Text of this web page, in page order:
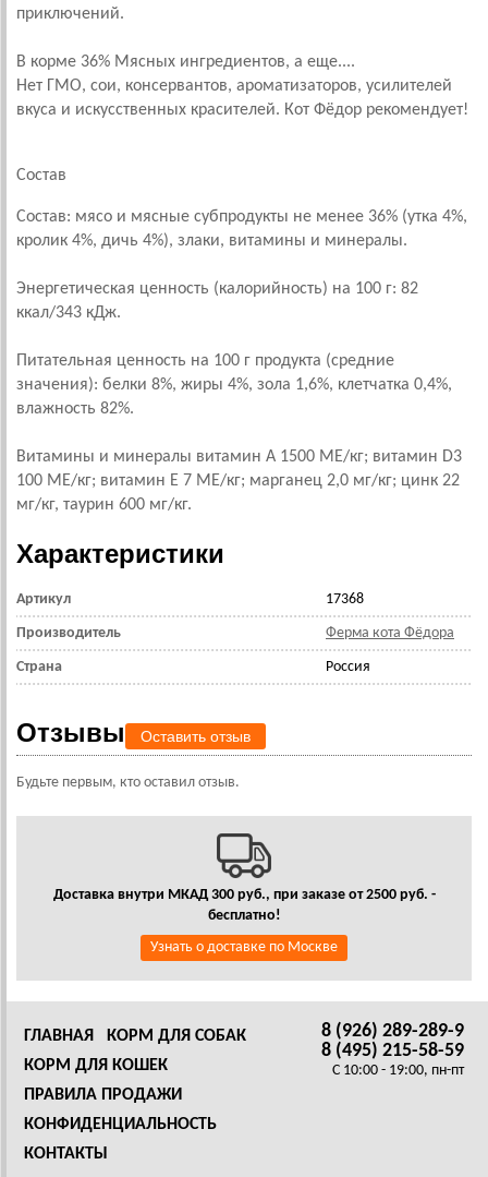
приключений.
В корме 36% Мясных ингредиентов, а еще....
Нет ГМО, сои, консервантов, ароматизаторов, усилителей
вкуса и искусственных красителей. Кот Фёдор рекомендует!
Состав
Cостав: мясо и мясные субпродукты не менее 36% (утка 4%,
кролик 4%, дичь 4%), злаки, витамины и минералы.
Энергетическая ценность (калорийность) на 100 г: 82
ккал/343 кДж.
Питательная ценность на 100 г продукта (средние
значения): белки 8%, жиры 4%, зола 1,6%, клетчатка 0,4%,
влажность 82%.
Витамины и минералы витамин А 1500 ME/кг; витамин D3
100 МЕ/кг; витамин Е 7 ME/кг; марганец 2,0 мг/кг; цинк 22
мг/кг, таурин 600 мг/кг.
Характеристики
Артикул 17368
Производитель Ферма кота Фёдора
Страна Россия
Отзывы Оставить отзыв
Будьте первым, кто оставил отзыв.
Доставка внутри МКАД 300 руб., при заказе от 2500 руб. -
бесплатно!
Узнать о доставке по Москве
8 (926) 289-289-9
8 (495) 215-58-59
C 10:00 - 19:00, пн-пт
ГЛАВНАЯ
КОРМ ДЛЯ СОБАК
КОРМ ДЛЯ КОШЕК
ПРАВИЛА ПРОДАЖИ
КОНФИДЕНЦИАЛЬНОСТЬ
КОНТАКТЫ